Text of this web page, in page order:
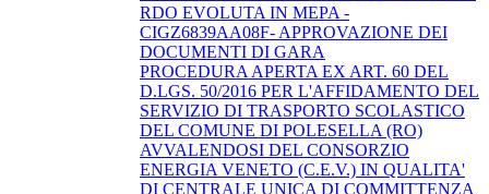
RDO EVOLUTA IN MEPA -
CIGZ6839AA08F- APPROVAZIONE DEI
DOCUMENTI DI GARA
PROCEDURA APERTA EX ART. 60 DEL
D.LGS. 50/2016 PER L'AFFIDAMENTO DEL
SERVIZIO DI TRASPORTO SCOLASTICO
DEL COMUNE DI POLESELLA (RO)
AVVALENDOSI DEL CONSORZIO
ENERGIA VENETO (C.E.V.) IN QUALITA'
DI CENTRALE UNICA DI COMMITTENZA